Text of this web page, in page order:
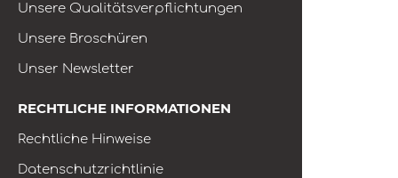
Unsere Qualitätsverpflichtungen
Unsere Broschüren
Unser Newsletter
RECHTLICHE INFORMATIONEN
Rechtliche Hinweise
Datenschutzrichtlinie